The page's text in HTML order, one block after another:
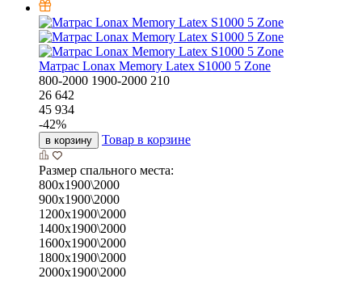
Матрас Lonax Memory Latex S1000 5 Zone
800-2000 1900-2000 210
26 642
45 934
-42%
в корзину Товар в корзине
Размер спального места:
800х1900\2000
900х1900\2000
1200х1900\2000
1400х1900\2000
1600х1900\2000
1800х1900\2000
2000х1900\2000